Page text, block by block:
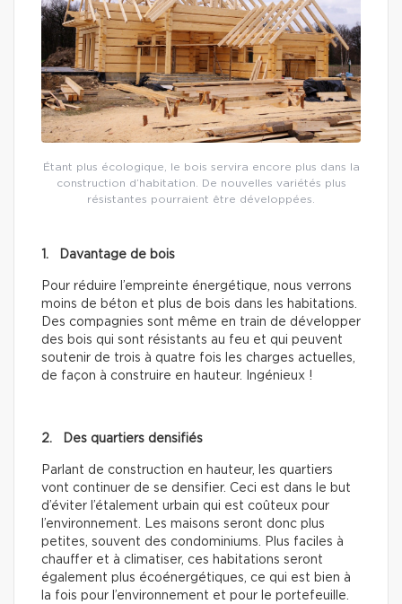
Étant plus écologique, le bois servira encore plus dans la
construction d’habitation. De nouvelles variétés plus
résistantes pourraient être développées.
1. Davantage de bois
Pour réduire l’empreinte énergétique, nous verrons
moins de béton et plus de bois dans les habitations.
Des compagnies sont même en train de développer
des bois qui sont résistants au feu et qui peuvent
soutenir de trois à quatre fois les charges actuelles,
de façon à construire en hauteur. Ingénieux !
2. Des quartiers densifiés
Parlant de construction en hauteur, les quartiers
vont continuer de se densifier. Ceci est dans le but
d’éviter l’étalement urbain qui est coûteux pour
l’environnement. Les maisons seront donc plus
petites, souvent des condominiums. Plus faciles à
chauffer et à climatiser, ces habitations seront
également plus écoénergétiques, ce qui est bien à
la fois pour l’environnement et pour le portefeuille.